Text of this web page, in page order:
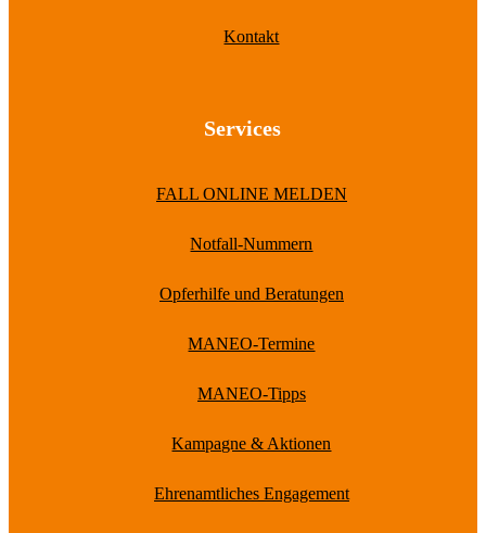
Kontakt
Services
FALL ONLINE MELDEN
Notfall-Nummern
Opferhilfe und Beratungen
MANEO-Termine
MANEO-Tipps
Kampagne & Aktionen
Ehrenamtliches Engagement